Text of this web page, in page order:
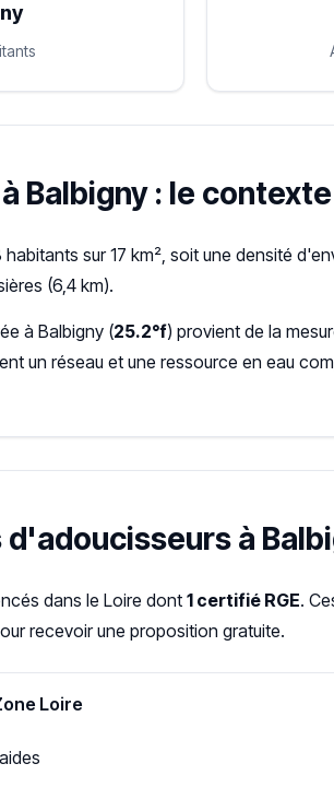
Balbigny : le
sur 17 km², soit une densité
(6,4 km).
à Balbigny (25.2°f) provient de la
un réseau et une ressource en eau
à
dans le Loire dont1 certifié RGE.
recevoir une proposition gratuite.
Loire